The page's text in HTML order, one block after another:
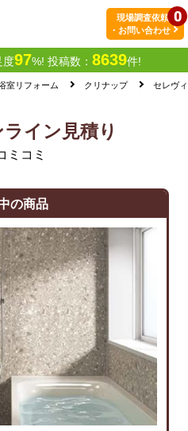
0
現場調査依頼
・お問い合わせ
度97%! 投稿数： 8639件!
室リフォーム クリナップ セレヴ
イン見積り
の商品